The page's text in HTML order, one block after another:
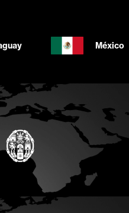
México